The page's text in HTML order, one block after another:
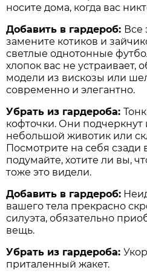
носите дома, когда вас
Добавить в гардероб: Все
замените котиков и
светлые однотонные
хлопок вас не устраивает,
модели из вискозы или
современно и элегантно.
Убрать из гардероба:
кофточки. Они подчеркнут
небольшой животик или
Посмотрите на себя сзади
подумайте, хотите ли вы,
тоже это видели.
Добавить в гардероб:
вашего тела прекрасно
силуэта, обязательно
вещь.
Убрать из гардероба:
приталенный жакет.